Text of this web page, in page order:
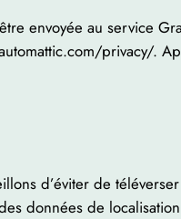
envoyée au service
privacy/.
d’éviter de
données de